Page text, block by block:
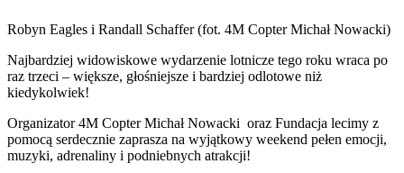
Robyn Eagles i Randall Schaffer (fot. 4M Copter Michał Nowacki)
Najbardziej widowiskowe wydarzenie lotnicze tego roku wraca po
raz trzeci – większe, głośniejsze i bardziej odlotowe niż
kiedykolwiek!
Organizator 4M Copter Michał Nowacki oraz Fundacja lecimy z
pomocą serdecznie zaprasza na wyjątkowy weekend pełen emocji,
muzyki, adrenaliny i podniebnych atrakcji!